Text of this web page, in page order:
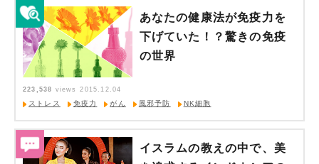
あなたの健康法が免疫力を
下げていた！？驚きの免疫
の世界
223,538 views
2015.12.04
ストレス
免疫力 がん 風邪予防 NK細胞
イスラムの教えの中で、美